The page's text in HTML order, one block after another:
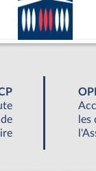
les